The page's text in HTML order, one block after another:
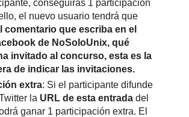
conseguirás 1 participación
el nuevo usuario tendrá que
comentario que escriba en el
de NoSoloUnix, qué
invitado al concurso, esta es la
de indicar las invitaciones.
extra: Si el participante difunde
la URL de esta entradadel
ganar 1 participación extra. El